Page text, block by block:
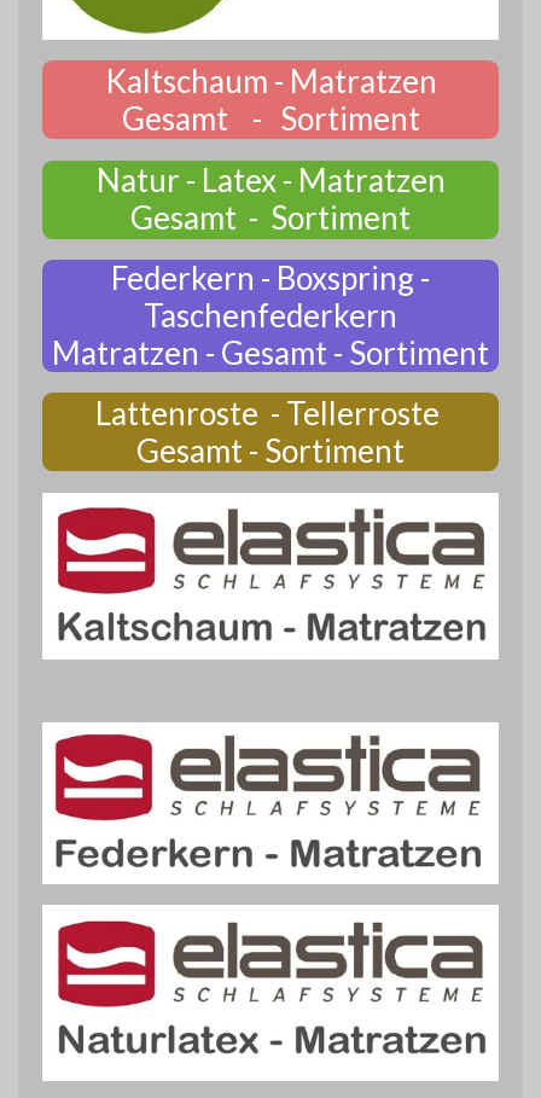
Kaltschaum - Matratzen
Gesamt - Sortiment
Natur - Latex - Matratzen
Gesamt - Sortiment
Federkern - Boxspring -
Taschenfederkern
Matratzen - Gesamt - Sortiment
Lattenroste - Tellerroste
Gesamt - Sortiment